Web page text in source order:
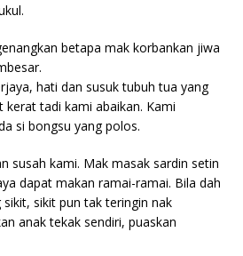
betapa mak korbankan jiwa
hati dan susuk tubuh tua yang
tadi kami abaikan. Kami
si bongsu yang polos.
susah kami. Mak masak sardin setin
dapat makan ramai-ramai. Bila dah
sikit pun tak teringin nak
anak tekak sendiri, puaskan